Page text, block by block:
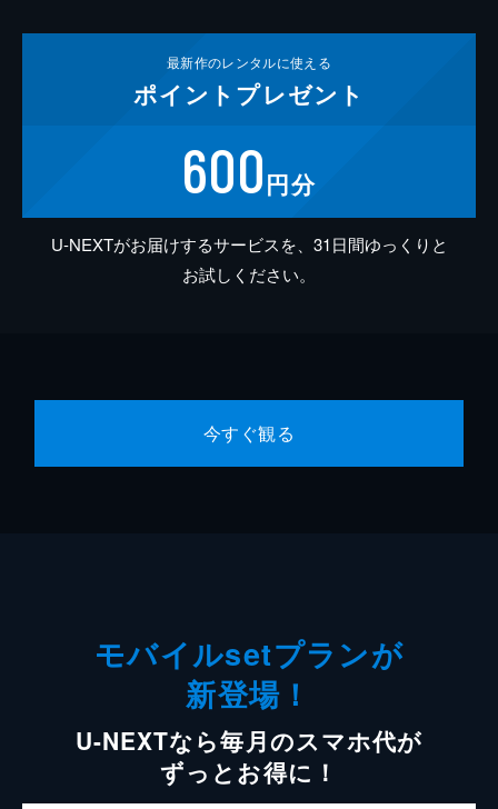
最新作のレンタルに使える
ポイント プレゼント
600円分
U-NEXTがお届けするサービスを、31日間ゆっくりと
お試しください。
今すぐ観る
モバイルsetプランが
新登場！
U-NEXTなら毎月のスマホ代が
ずっとお得に！